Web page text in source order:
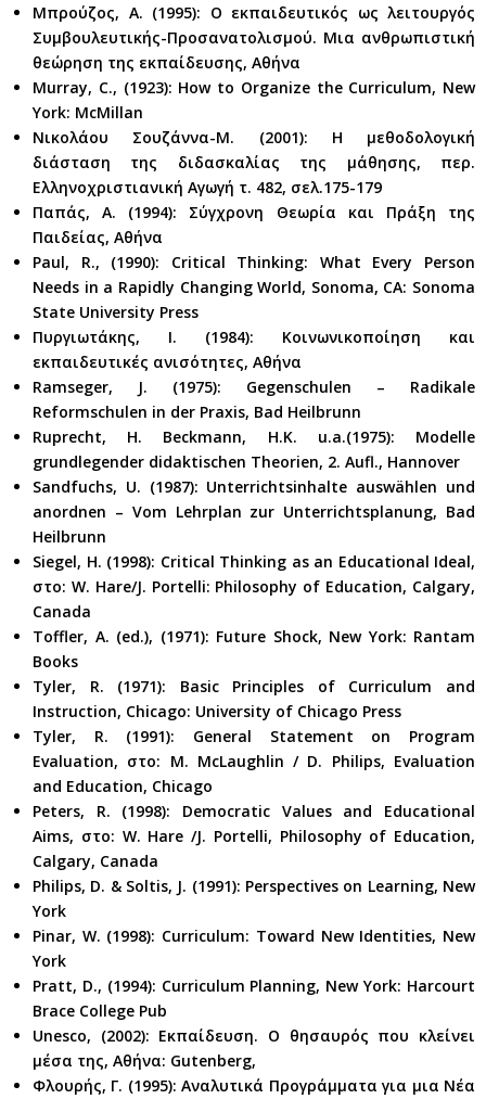
Μπρούζος, Α. (1995): Ο εκπαιδευτικός ως λειτουργός
Συμβουλευτικής-Προσανατολισμού. Μια ανθρωπιστική
θεώρηση της εκπαίδευσης, Αθήνα
Murray, C., (1923): How to Organize the Curriculum, New
York: McMillan
Νικολάου Σουζάννα-Μ. (2001): Η μεθοδολογική
διάσταση της διδασκαλίας της μάθησης, περ.
Ελληνοχριστιανική Αγωγή τ. 482, σελ.175-179
Παπάς, Α. (1994): Σύγχρονη Θεωρία και Πράξη της
Παιδείας, Αθήνα
Paul, R., (1990): Critical Thinking: What Every Person
Needs in a Rapidly Changing World, Sonoma, CA: Sonoma
State University Press
Πυργιωτάκης, Ι. (1984): Κοινωνικοποίηση και
εκπαιδευτικές ανισότητες, Αθήνα
Ramseger, J. (1975): Gegenschulen – Radikale
Reformschulen in der Praxis, Bad Heilbrunn
Ruprecht, H. Beckmann, H.K. u.a.(1975): Modelle
grundlegender didaktischen Theorien, 2. Aufl., Hannover
Sandfuchs, U. (1987): Unterrichtsinhalte auswählen und
anordnen – Vom Lehrplan zur Unterrichtsplanung, Bad
Heilbrunn
Siegel, H. (1998): Critical Thinking as an Educational Ideal,
στο: W. Hare/J. Portelli: Philosophy of Education, Calgary,
Canada
Toffler, A. (ed.), (1971): Future Shock, New York: Rantam
Books
Tyler, R. (1971): Basic Principles of Curriculum and
Instruction, Chicago: University of Chicago Press
Tyler, R. (1991): General Statement on Program
Evaluation, στο: M. McLaughlin / D. Philips, Evaluation
and Education, Chicago
Peters, R. (1998): Democratic Values and Educational
Aims, στο: W. Hare /J. Portelli, Philosophy of Education,
Calgary, Canada
Philips, D. & Soltis, J. (1991): Perspectives on Learning, New
York
Pinar, W. (1998): Curriculum: Toward New Identities, New
York
Pratt, D., (1994): Curriculum Planning, New York: Harcourt
Brace College Pub
Unesco, (2002): Εκπαίδευση. Ο θησαυρός που κλείνει
μέσα της, Αθήνα: Gutenberg,
Φλουρής, Γ. (1995): Αναλυτικά Προγράμματα για μια Νέα